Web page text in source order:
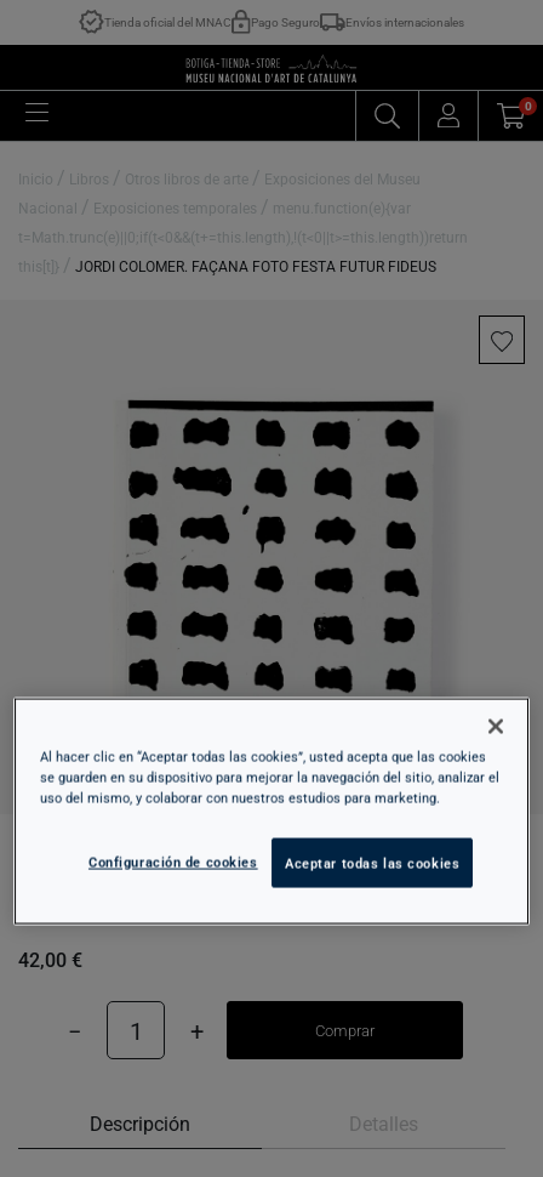
Tienda oficial del MNAC Pago Seguro Envíos internacionales
0
Inicio / Libros / Otros libros de arte / Exposiciones del Museu
Nacional / Exposiciones temporales / menu.function(e){var
t=Math.trunc(e)||0;if(t<0&&(t+=this.length),!(t<0||t>=this.length))return
this[t]} / JORDI COLOMER. FAÇANA FOTO FESTA FUTUR FIDEUS
JORDI COLOMER. FAÇANA FOTO FESTA
42,00 €
− 1 + Comprar
Descripción Detalles
Al hacer clic en “Aceptar todas las cookies”, usted acepta que las cookies
se guarden en su dispositivo para mejorar la navegación del sitio, analizar el
uso del mismo, y colaborar con nuestros estudios para marketing.
Configuración de cookies Aceptar todas las cookies